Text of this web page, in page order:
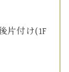
片付け(1F